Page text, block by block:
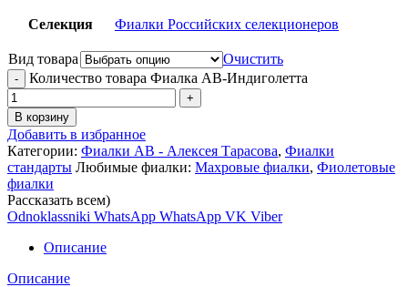
Селекция Фиалки Российских селекционеров
Вид товара
Очистить
Количество товара Фиалка АВ-Индиголетта
В корзину
Добавить в избранное
Категории: Фиалки АВ - Алексея Тарасова, Фиалки
стандарты Любимые фиалки: Махровые фиалки, Фиолетовые
фиалки
Рассказать всем)
Odnoklassniki WhatsApp WhatsApp VK Viber
Описание
Описание